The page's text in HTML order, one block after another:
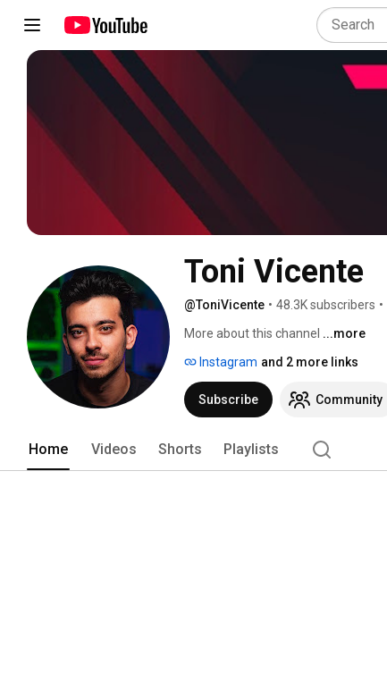
Toni Vicente
@ToniVicente • 48.3K subscribers •
More about this channel ...more
Instagram and 2 more links
Subscribe Community
Home Videos Shorts Playlists